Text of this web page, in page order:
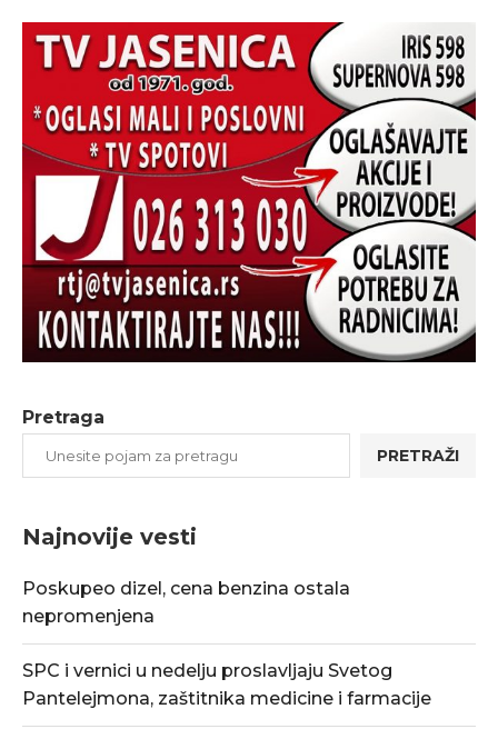
Pretraga
PRETRAŽI
Najnovije vesti
Poskupeo dizel, cena benzina ostala
nepromenjena
SPC i vernici u nedelju proslavljaju Svetog
Pantelejmona, zaštitnika medicine i farmacije